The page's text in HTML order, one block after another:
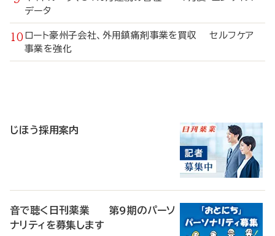
データ
ロート豪州子会社、外用鎮痛剤事業を買収 セルフケア
事業を強化
じほう採用案内
音で聴く日刊薬業 第9期のパーソ
ナリティを募集します